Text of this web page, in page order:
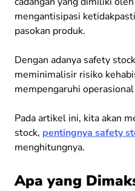
mengantisipasi
pasokan produk.
Dengan adanya safety
meminimalisir risiko
mempengaruhi
Pada artikel ini, kita akan
stock, pentingnya safety
menghitungnya.
Apa yang